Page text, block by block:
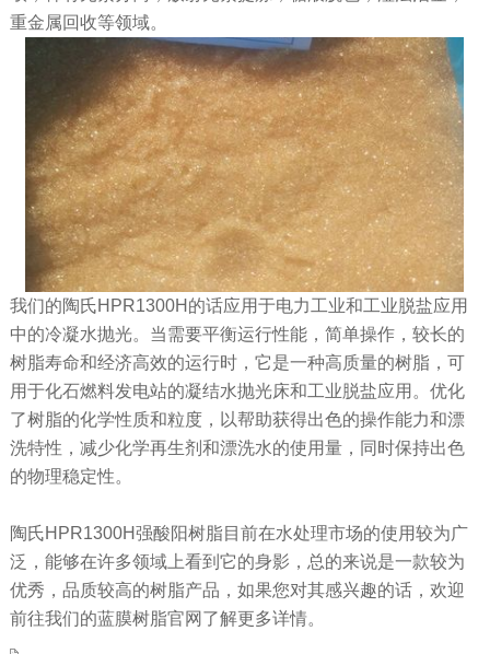
重金属回收等领域。
我们的陶氏HPR1300H的话应用于电力工业和工业脱盐应用
中的冷凝水抛光。当需要平衡运行性能，简单操作，较长的
树脂寿命和经济高效的运行时，它是一种高质量的树脂，可
用于化石燃料发电站的凝结水抛光床和工业脱盐应用。优化
了树脂的化学性质和粒度，以帮助获得出色的操作能力和漂
洗特性，减少化学再生剂和漂洗水的使用量，同时保持出色
的物理稳定性。
陶氏HPR1300H强酸阳树脂目前在水处理市场的使用较为广
泛，能够在许多领域上看到它的身影，总的来说是一款较为
优秀，品质较高的树脂产品，如果您对其感兴趣的话，欢迎
前往我们的蓝膜树脂官网了解更多详情。